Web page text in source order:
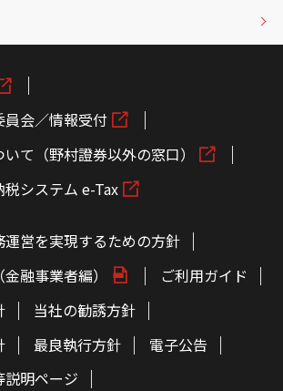
会／情報受付
て（野村證券以外の窓口）
システム e-Tax
営を実現するための方針
融事業者編）
ご利用ガイド
当社の勧誘方針
最良執行方針
電子公告
説明ページ